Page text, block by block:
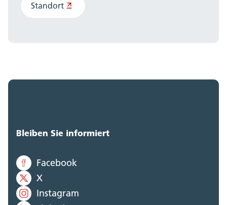
Standort
Bleiben Sie informiert
Facebook
X
Instagram